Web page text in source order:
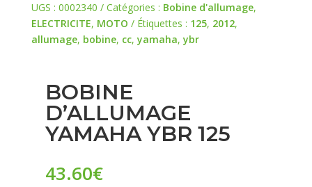
UGS : 0002340 Catégories : Bobine d'allumage,
ELECTRICITE, MOTO Étiquettes : 125, 2012,
allumage, bobine, cc,yamaha,ybr
BOBINE
D’ALLUMAGE
YAMAHA YBR 125
43.60€